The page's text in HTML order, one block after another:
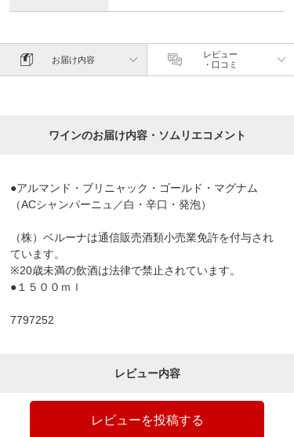
お届け内容
レビュー
・口コミ
ワインのお届け内容・ソムリエコメント
●アルマンド・ブリニャック・ゴールド・マグナム
（ACシャンパーニュ／白・辛口・発泡）
（株）ベルーナは通信販売酒類小売業免許を付与され
ています。
※20歳未満の飲酒は法律で禁止されています。
●１５００ｍｌ
7797252
レビュー内容
レビューを投稿する